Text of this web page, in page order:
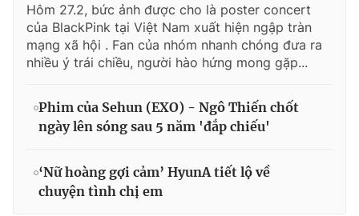
Hôm 27.2, bức ảnh được cho là poster concert
của BlackPink tại Việt Nam xuất hiện ngập tràn
mạng xã hội . Fan của nhóm nhanh chóng đưa ra
nhiều ý trái chiều, người hào hứng mong gặp...
Phim của Sehun (EXO) - Ngô Thiến chốt
ngày lên sóng sau 5 năm 'đắp chiếu'
‘Nữ hoàng gợi cảm’ HyunA tiết lộ về
chuyện tình chị em